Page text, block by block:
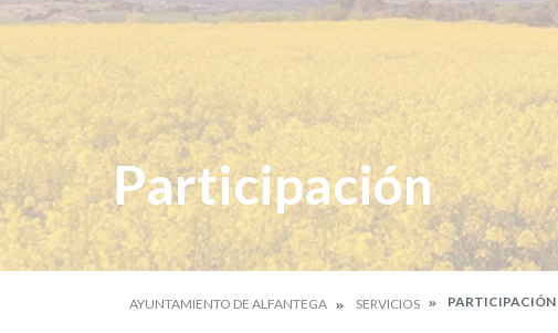
Participación
AYUNTAMIENTO DE ALFANTEGA SERVICIOS PARTICIPACIÓN